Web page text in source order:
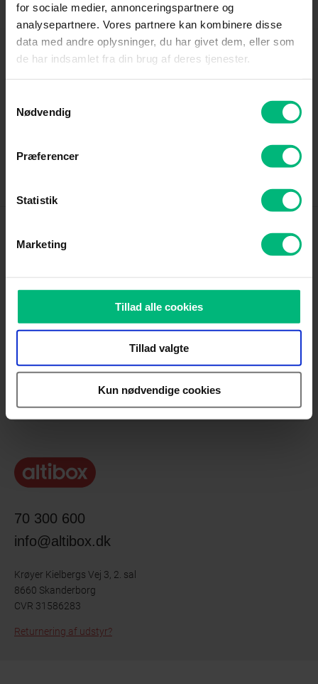
for sociale medier, annonceringspartnere og
analysepartnere. Vores partnere kan kombinere disse
data med andre oplysninger, du har givet dem, eller som
de har indsamlet fra din brug af deres tjenester.
Nødvendig
Præferencer
Statistik
Marketing
Tillad alle cookies
Tillad valgte
Kun nødvendige cookies
Produkter
Kundeservice
70 300 600
info@altibox.dk
Krøyer Kielbergs Vej 3, 2. sal
8660 Skanderborg
CVR 31586283
Returnering af udstyr?